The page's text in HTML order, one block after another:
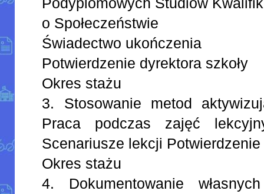
o Społeczeństwie
Świadectwo ukończenia
Potwierdzenie dyrektora szkoły
Okres stażu
3. Stosowanie metod
Praca podczas zajęć
Scenariusze lekcji Potwierdzenie
Okres stażu
4. Dokumentowanie